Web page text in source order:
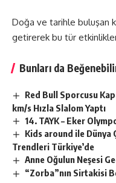
Doğa ve tarihle buluşan
getirerek bu tür
Bunları da
Red Bull Sporcusu
km/s Hızla Slalom Yaptı
14. TAYK – Eker
Kids around ile Dünya
Trendleri Türkiye’de
Anne Oğulun Neşesi
“Zorba”nın Sirtakisi